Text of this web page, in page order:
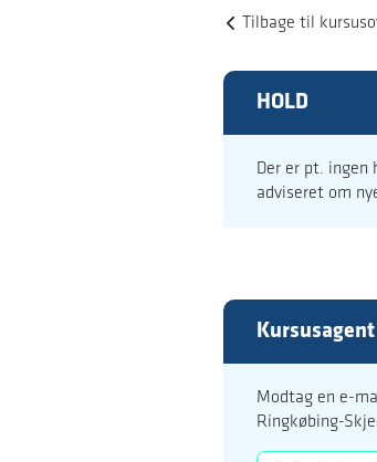
Tilbage til
HOLD
Der er pt. ingen
adviseret om
Kursusagent
Modtag en e-
Ringkøbing-